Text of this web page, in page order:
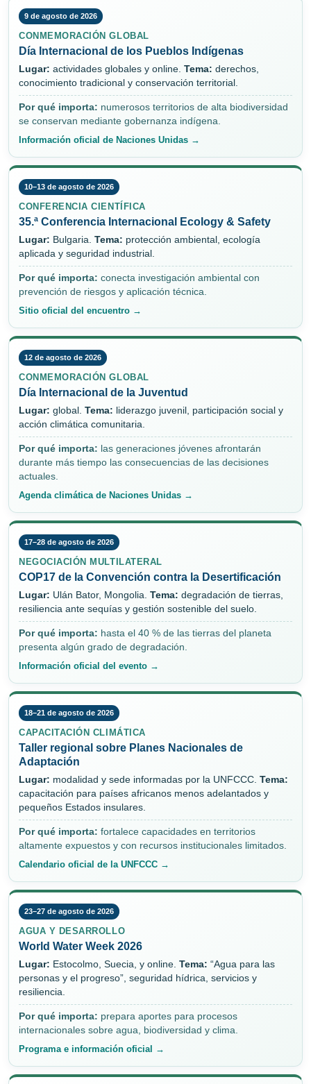
9 de agosto de 2026
CONMEMORACIÓN GLOBAL
Día Internacional de los Pueblos Indígenas
Lugar: actividades globales y online. Tema: derechos,
conocimiento tradicional y conservación territorial.
Por qué importa: numerosos territorios de alta biodiversidad
se conservan mediante gobernanza indígena.
Información oficial de Naciones Unidas →
10–13 de agosto de 2026
CONFERENCIA CIENTÍFICA
35.ª Conferencia Internacional Ecology & Safety
Lugar: Bulgaria. Tema: protección ambiental, ecología
aplicada y seguridad industrial.
Por qué importa: conecta investigación ambiental con
prevención de riesgos y aplicación técnica.
Sitio oficial del encuentro →
12 de agosto de 2026
CONMEMORACIÓN GLOBAL
Día Internacional de la Juventud
Lugar: global. Tema: liderazgo juvenil, participación social y
acción climática comunitaria.
Por qué importa: las generaciones jóvenes afrontarán
durante más tiempo las consecuencias de las decisiones
actuales.
Agenda climática de Naciones Unidas →
17–28 de agosto de 2026
NEGOCIACIÓN MULTILATERAL
COP17 de la Convención contra la Desertificación
Lugar: Ulán Bator, Mongolia. Tema: degradación de tierras,
resiliencia ante sequías y gestión sostenible del suelo.
Por qué importa: hasta el 40 % de las tierras del planeta
presenta algún grado de degradación.
Información oficial del evento →
18–21 de agosto de 2026
CAPACITACIÓN CLIMÁTICA
Taller regional sobre Planes Nacionales de
Adaptación
Lugar: modalidad y sede informadas por la UNFCCC. Tema:
capacitación para países africanos menos adelantados y
pequeños Estados insulares.
Por qué importa: fortalece capacidades en territorios
altamente expuestos y con recursos institucionales limitados.
Calendario oficial de la UNFCCC →
23–27 de agosto de 2026
AGUA Y DESARROLLO
World Water Week 2026
Lugar: Estocolmo, Suecia, y online. Tema: “Agua para las
personas y el progreso”, seguridad hídrica, servicios y
resiliencia.
Por qué importa: prepara aportes para procesos
internacionales sobre agua, biodiversidad y clima.
Programa e información oficial →